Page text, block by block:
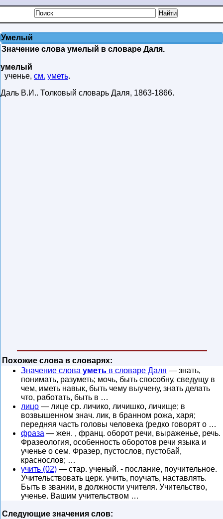
Умелый
Значение слова умелый в словаре Даля.
умелый
ученье, см. уметь.
Даль В.И.. Толковый словарь Даля, 1863-1866.
Похожие слова в словарях:
Значение слова уметь в словаре Даля — знать,
понимать, разуметь; мочь, быть способну, сведущу в
чем, иметь навык, быть чему выучену, знать делать
что, работать, быть в …
лицо — лице ср. личико, личишко, личище; в
возвышенном знач. лик, в бранном рожа, харя;
передняя часть головы человека (редко говорят о …
фраза — жен. , франц. оборот речи, выраженье, речь.
Фразеология, особенность оборотов речи языка и
ученье о сем. Фразер, пустослов, пустобай,
краснослов; …
учить (02) — стар. ученый. - послание, поучительное.
Учительствовать церк. учить, поучать, наставлять.
Быть в звании, в должности учителя. Учительство,
ученье. Вашим учительством …
Следующие значения слов: